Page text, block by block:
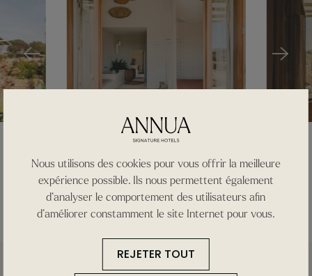
Nous utilisons des cookies pour vous offrir la meilleure
expérience possible. Ils nous permettent également
d’analyser le comportement des utilisateurs afin
d’améliorer constamment le site Internet pour vous.
REJETER TOUT